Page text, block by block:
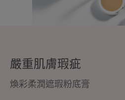
嚴重肌膚瑕疵
煥彩柔潤遮瑕粉底膏